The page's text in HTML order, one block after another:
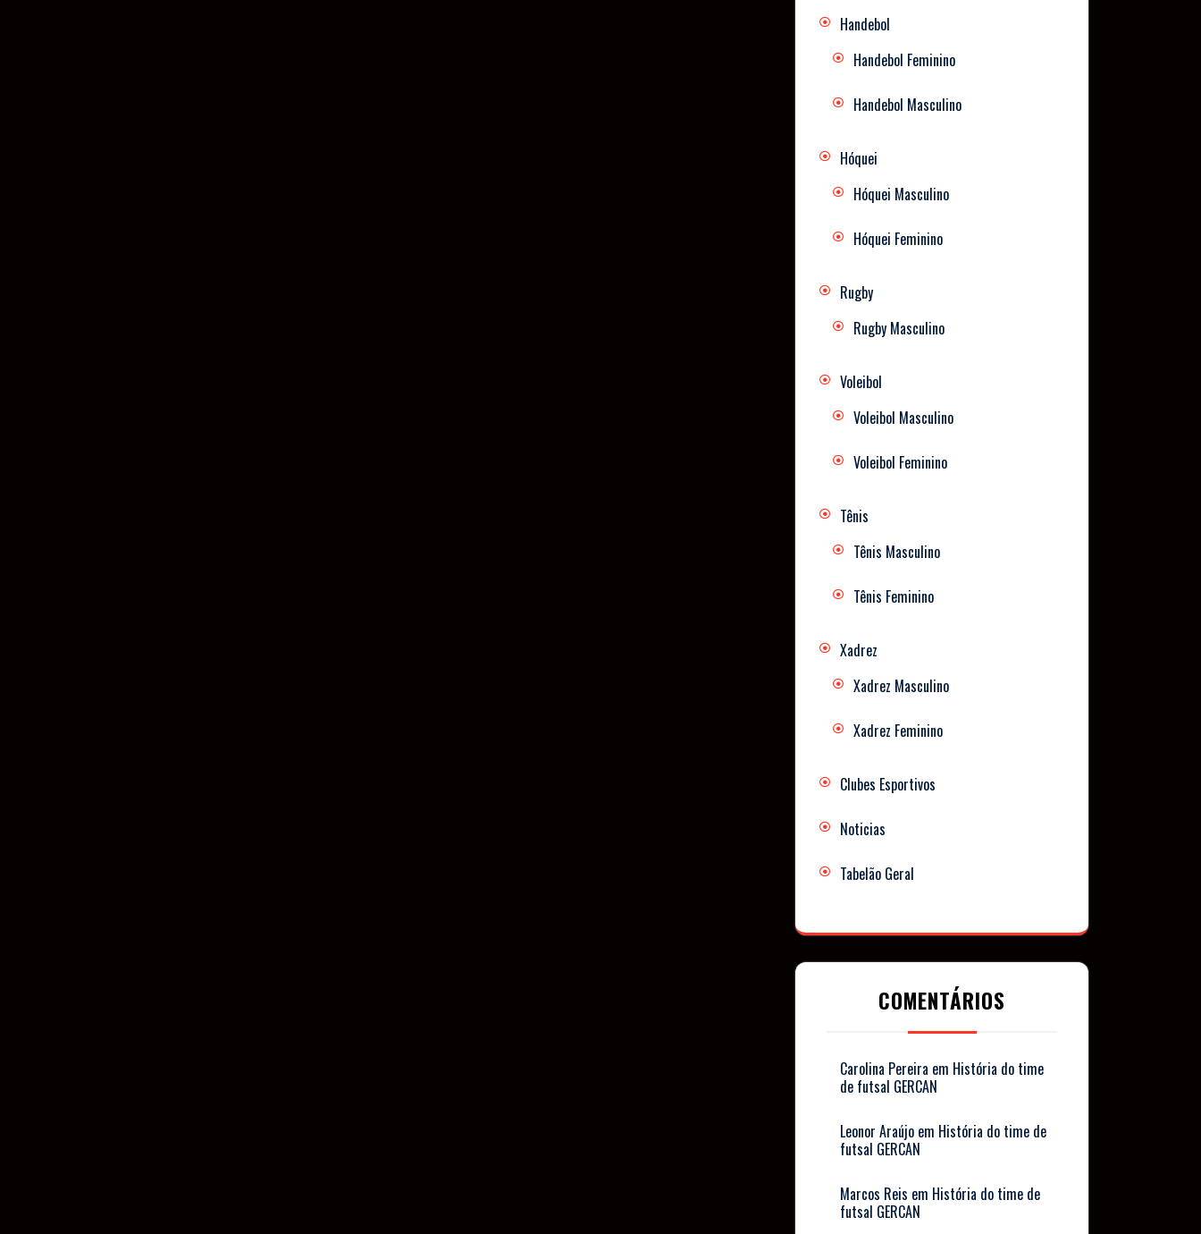
Handebol
Handebol Feminino
Handebol Masculino
Hóquei
Hóquei Masculino
Hóquei Feminino
Rugby
Rugby Masculino
Voleibol
Voleibol Masculino
Voleibol Feminino
Tênis
Tênis Masculino
Tênis Feminino
Xadrez
Xadrez Masculino
Xadrez Feminino
Clubes Esportivos
Noticias
Tabelão Geral
COMENTÁRIOS
Carolina Pereira em História do time
de futsal GERCAN
Leonor Araújo em História do time de
futsal GERCAN
Marcos Reis em História do time de
futsal GERCAN